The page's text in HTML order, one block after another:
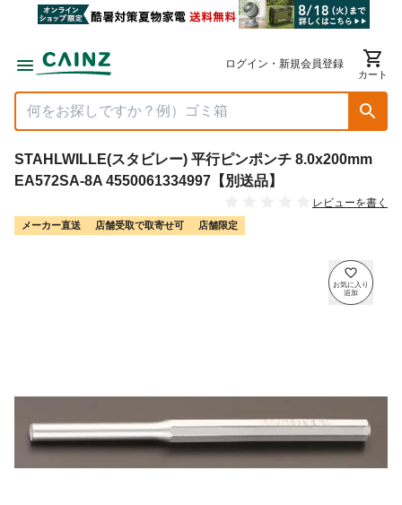
ログイン・新規会員登録
カート
STAHLWILLE(スタビレー) 平行ピンポンチ 8.0x200mm
EA572SA-8A 4550061334997【別送品】
レビューを書く
メーカー直送 店舗受取で取寄せ可 店舗限定